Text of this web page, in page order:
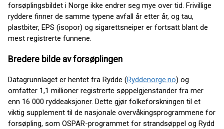
forsøplingsbildet i Norge ikke endrer seg mye over tid. Frivillige
ryddere finner de samme typene avfall år etter år, og tau,
plastbiter, EPS (isopor) og sigarettsneiper er fortsatt blant de
mest registrerte funnene.
Bredere bilde av forsøplingen
Datagrunnlaget er hentet fra Rydde (Ryddenorge.no) og
omfatter 1,1 millioner registrerte søppelgjenstander fra mer
enn 16 000 ryddeaksjoner. Dette gjør folkeforskningen til et
viktig supplement til de nasjonale overvåkingsprogrammene for
forsøpling, som OSPAR-programmet for strandsøppel og Rydd